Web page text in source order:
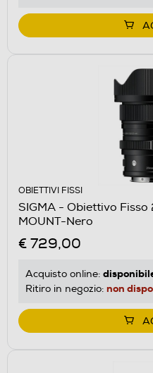
OBIETTIVI FISSI
SIGMA - Obiettivo Fisso
MOUNT-Nero
€ 729,00
Acquisto online:
Ritiro in negozio: non